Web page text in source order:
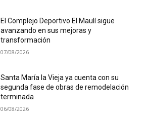
El Complejo Deportivo El Maulí sigue
avanzando en sus mejoras y
transformación
07/08/2026
Santa María la Vieja ya cuenta con su
segunda fase de obras de remodelación
terminada
06/08/2026